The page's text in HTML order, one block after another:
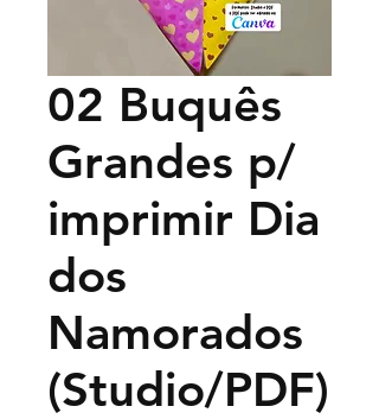
02 Buquês
Grandes p/
imprimir Dia
dos
Namorados
(Studio/PDF)